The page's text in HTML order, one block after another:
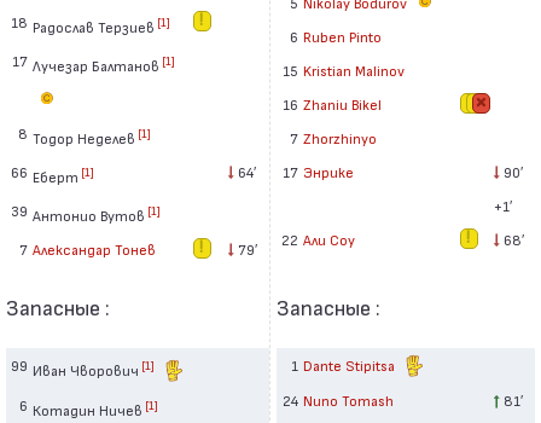
18 Радослав Терзиев [1]
17 Лучезар Балтанов [1]
8 Тодор Неделев [1]
66 Еберт [1] 64′
39 Антонио Вутов [1]
7 Александар Тонев 79′
Запасные :
99 Иван Чворович [1]
6 Котадин Ничев [1]
6 Ruben Pinto
15 Kristian Malinov
16 Zhaniu Bikel
7 Zhorzhinyo
17 Энрике
90′
+1′
22 Али Соу 68′
Запасные :
1 Dante Stipitsa
24 Nuno Tomash
81′